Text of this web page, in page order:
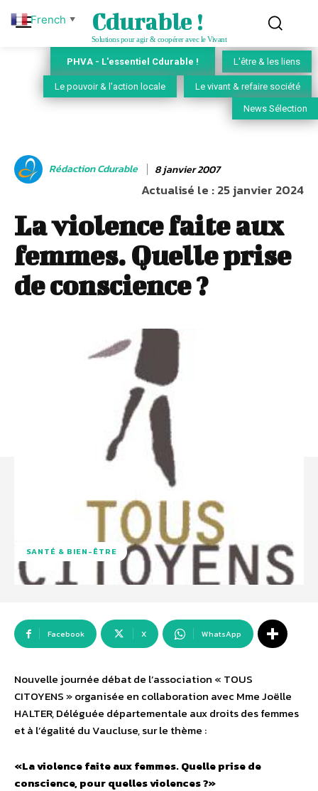
Cdurable !
Solutions pour agir & coopérer avec le Vivant
PHVA - L'essentiel Cdurable ! L'être & les liens
Le pouvoir & l'action locale Le vivant & refaire société
News Sélection
Rédaction Cdurable 8 janvier 2007
Actualisé le :25 janvier 2024
La violence faite aux
femmes. Quelle prise
de conscience ?
SANTÉ & BIEN-ÊTRE
Facebook X WhatsApp
Nouvelle journée débat de l’association « TOUS
CITOYENS » organisée en collaboration avec Mme Joëlle
HALTER, Déléguée départementale aux droits des femmes
et à l’égalité du Vaucluse, sur le thème :
«La violence faite aux femmes. Quelle prise de
conscience, pour quelles violences ?»
French ▼